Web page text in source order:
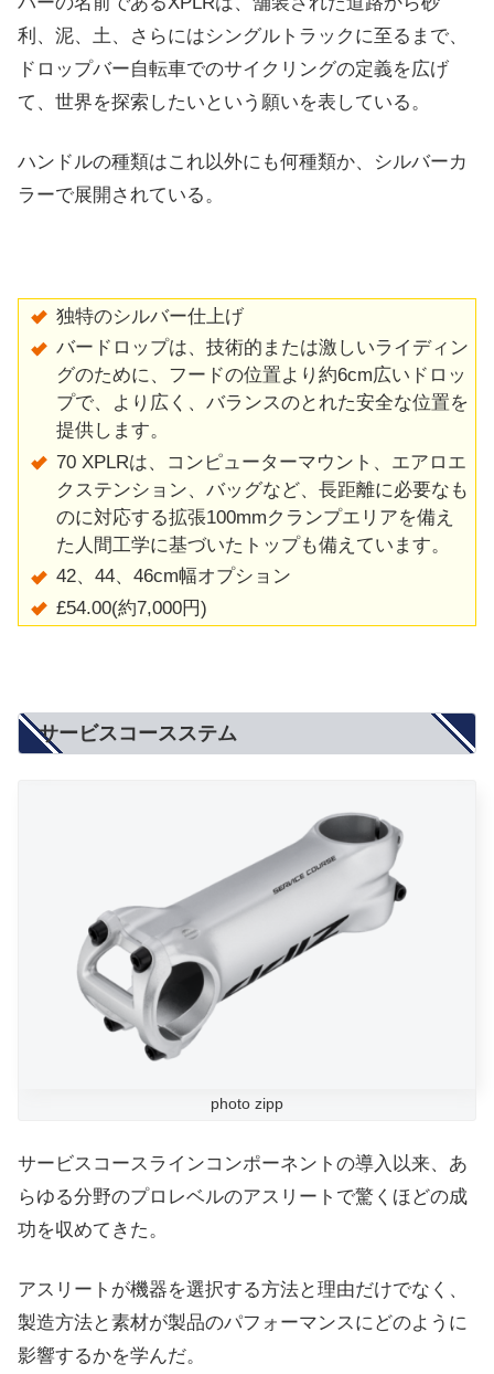
利、泥、土、さらにはシングルトラックに至るまで、
ドロップバー自転車でのサイクリングの定義を広げ
て、世界を探索したいという願いを表している。
ハンドルの種類はこれ以外にも何種類か、シルバーカ
ラーで展開されている。
独特のシルバー仕上げ
バードロップは、技術的または激しいライディン
グのために、フードの位置より約6cm広いドロッ
プで、より広く、バランスのとれた安全な位置を
提供します。
70 XPLRは、コンピューターマウント、エアロエ
クステンション、バッグなど、長距離に必要なも
のに対応する拡張100mmクランプエリアを備え
た人間工学に基づいたトップも備えています。
42、44、46cm幅オプション
£54.00(約7,000円)
サービスコースステム
photo zipp
サービスコースラインコンポーネントの導入以来、あ
らゆる分野のプロレベルのアスリートで驚くほどの成
功を収めてきた。
アスリートが機器を選択する方法と理由だけでなく、
製造方法と素材が製品のパフォーマンスにどのように
影響するかを学んだ。